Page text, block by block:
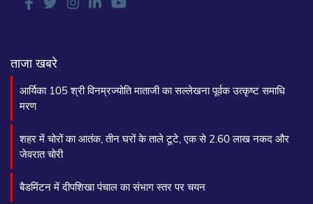
ताजा खबरे
आर्यिका 105 श्री विनम्रज्योति माताजी का सल्लेखना पूर्वक उत्कृष्ट समाधि
मरण
शहर में चोरों का आतंक, तीन घरों के ताले टूटे, एक से 2.60 लाख नकद और
जेवरात चोरी
बैडमिंटन में दीपशिखा पंचाल का संभाग स्तर पर चयन